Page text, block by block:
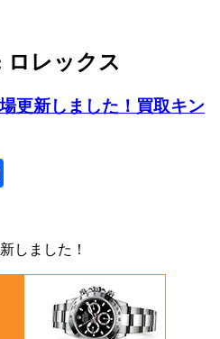
ロレックス
更新しました！買取キン
しました！